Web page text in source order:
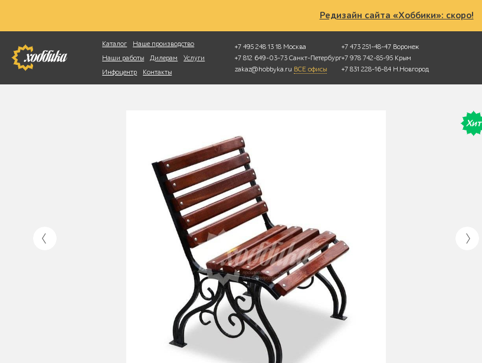
Редизайн сайта «Хоббики»: скоро!
Каталог
Наше производство
Наши работы
Дилерам
Услуги
Инфоцентр
Контакты
+7 495 248 13 18 Москва
+7 812 649-03-73 Санкт-Петербург
zakaz@hobbyka.ru ВСЕ офисы
+7 473 251-48-47 Воронеж
+7 978 742-85-95 Крым
+7 831 228-16-84 Н.Новгород
Фотопоиск
Хит